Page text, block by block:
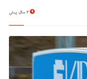
2 سال پیش